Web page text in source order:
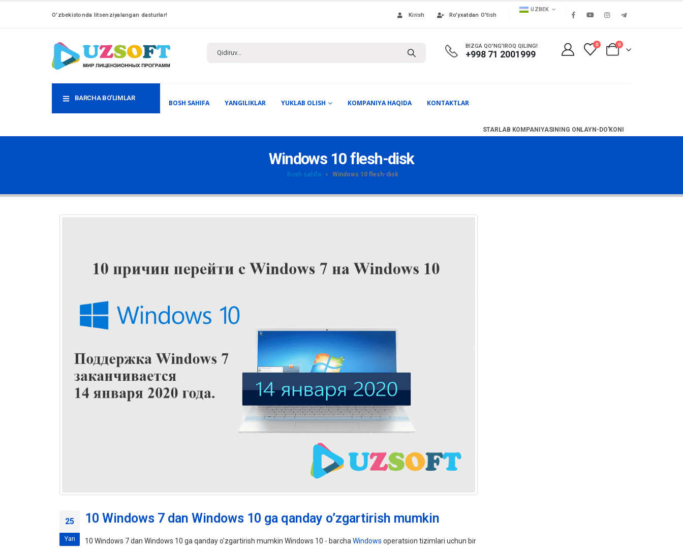
O'zbekistonda litsenziyalangan dasturlar! Kirish Ro'yxatdan O'tish
UZBEK
BIZGA QO'NG'IROQ QILING!
+998 71 2001999
0 0
BARCHA BO'LIMLAR
BOSH SAHIFA YANGILIKLAR YUKLAB OLISH KOMPANIYA HAQIDA KONTAKTLAR
STARLAB KOMPANIYASINING ONLAYN-DO'KONI
Windows 10 flesh-disk
Bosh sahifa » Windows 10 flesh-disk
25
Yan
10 Windows 7 dan Windows 10 ga qanday o’zgartirish mumkin
10 Windows 7 dan Windows 10 ga qanday o'zgartirish mumkin Windows 10 - barcha Windows operatsion tizimlari uchun bir